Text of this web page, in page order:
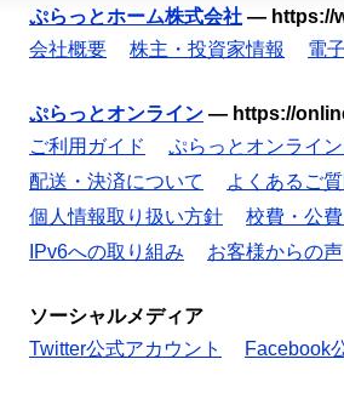
ぷらっとホーム株式会社 — https://
会社概要
株主・投資家情報 電
ぷらっとオンライン — https://
ご利用ガイド
ぷらっとオンライ
配送・決済について
よくあるご
個人情報取り扱い方針
校費・公
IPv6への取り組み
お客様からの声
ソーシャルメディア
Twitter公式アカウント
Facebook